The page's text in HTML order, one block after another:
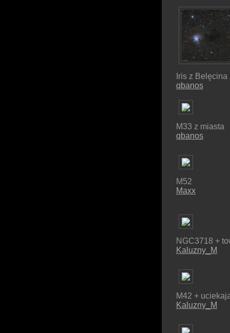
Iris z Belęcina
qbanos
M33 z miasta
qbanos
M52
Maxx
NGC3718 +
Kaluzny_M
M42 +
Kaluzny_M